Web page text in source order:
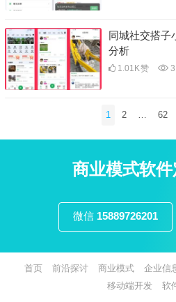
同城社交搭子
分析
1.01K赞
分
1 2 62
商业模式软
微信 15889726201
首页 前沿探讨 商业模式 企业信
移动端开发
软